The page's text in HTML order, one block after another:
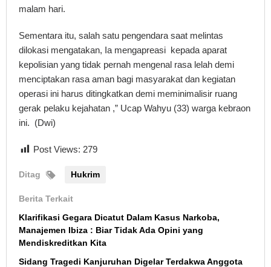
malam hari.
Sementara itu, salah satu pengendara saat melintas
dilokasi mengatakan, Ia mengapreasi kepada aparat
kepolisian yang tidak pernah mengenal rasa lelah demi
menciptakan rasa aman bagi masyarakat dan kegiatan
operasi ini harus ditingkatkan demi meminimalisir ruang
gerak pelaku kejahatan ,” Ucap Wahyu (33) warga kebraon
ini. (Dwi)
Post Views: 279
Ditag Hukrim
Berita Terkait
Klarifikasi Gegara Dicatut Dalam Kasus Narkoba,
Manajemen Ibiza : Biar Tidak Ada Opini yang
Mendiskreditkan Kita
Sidang Tragedi Kanjuruhan Digelar Terdakwa Anggota